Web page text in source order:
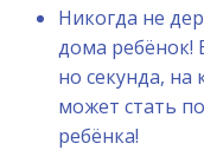
Никогда не
дома ребёнок!
но секунда,
может стать
ребёнка!